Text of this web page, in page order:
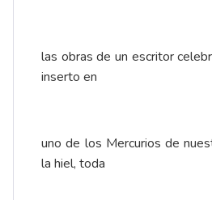
las obras de un escritor
inserto en
uno de los Mercurios de
la hiel, toda